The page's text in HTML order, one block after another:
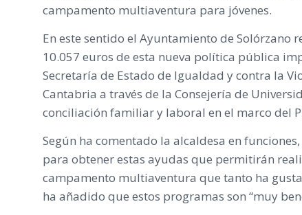
campamento multiaventura para jóvenes.
En este sentido el Ayuntamiento de
10.057 euros de esta nueva política pública
Secretaría de Estado de Igualdad y contra la
Cantabria a través de la Consejería de
conciliación familiar y laboral en el marco del
Según ha comentado la alcaldesa en
para obtener estas ayudas que permitirán
campamento multiaventura que tanto ha
ha añadido que estos programas son “muy